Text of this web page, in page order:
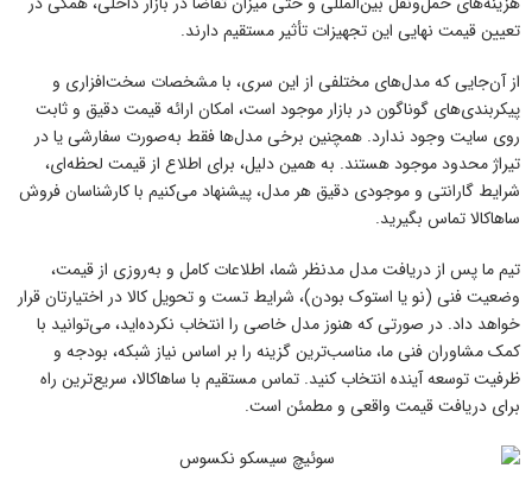
تعیین قیمت نهایی این تجهیزات تأثیر مستقیم دارند.
از آن‌جایی که مدل‌های مختلفی از این سری، با مشخصات سخت‌افزاری و
پیکربندی‌های گوناگون در بازار موجود است، امکان ارائه قیمت دقیق و ثابت
روی سایت وجود ندارد. همچنین برخی مدل‌ها فقط به‌صورت سفارشی یا در
تیراژ محدود موجود هستند. به همین دلیل، برای اطلاع از قیمت لحظه‌ای،
شرایط گارانتی و موجودی دقیق هر مدل، پیشنهاد می‌کنیم با کارشناسان فروش
ساهاکالا تماس بگیرید.
تیم ما پس از دریافت مدل مدنظر شما، اطلاعات کامل و به‌روزی از قیمت،
وضعیت فنی (نو یا استوک بودن)، شرایط تست و تحویل کالا در اختیارتان قرار
خواهد داد. در صورتی که هنوز مدل خاصی را انتخاب نکرده‌اید، می‌توانید با
کمک مشاوران فنی ما، مناسب‌ترین گزینه را بر اساس نیاز شبکه، بودجه و
ظرفیت توسعه آینده انتخاب کنید. تماس مستقیم با ساهاکالا، سریع‌ترین راه
برای دریافت قیمت واقعی و مطمئن است.